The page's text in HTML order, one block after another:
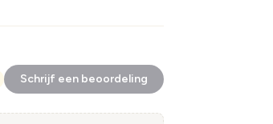
Schrijf een beoordeling